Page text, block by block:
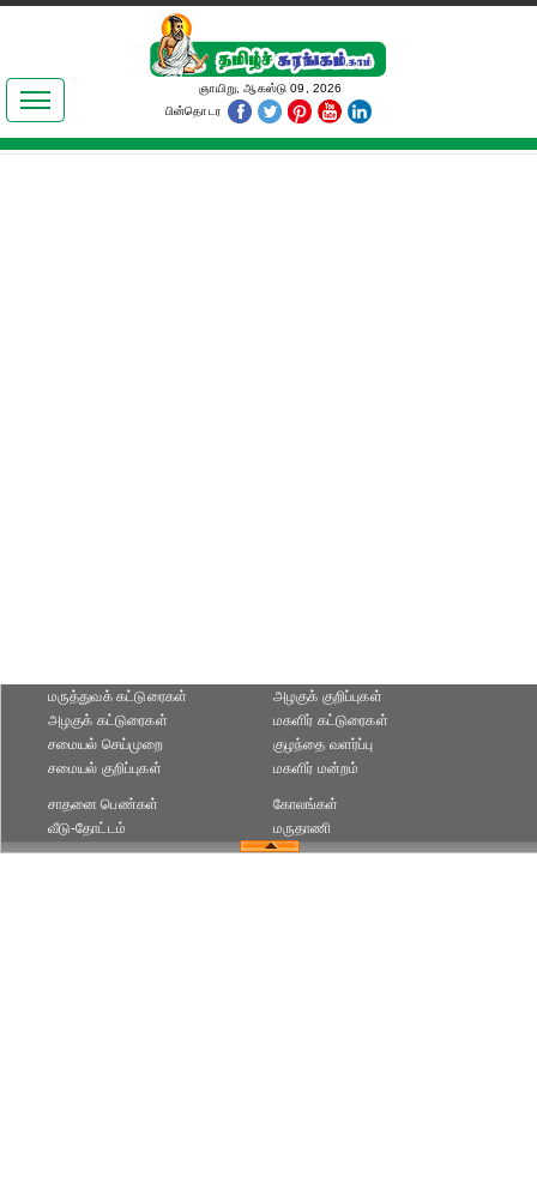
இலக்கியங்கள்
தமிழ் உலகம்
ஞாயிறு, ஆகஸ்டு 09, 2026
பின்தொடர
மருத்துவக் கட்டுரைகள்
அழகுக் கட்டுரைகள்
அழகுக் குறிப்புகள்
மகளிர் கட்டுரைகள்
சமையல் செய்முறை
சமையல் குறிப்புகள்
குழந்தை வளர்ப்பு
மகளிர் மன்றம்
சாதனை பெண்கள்
வீடு-தோட்டம்
கோலங்கள்
மருதாணி